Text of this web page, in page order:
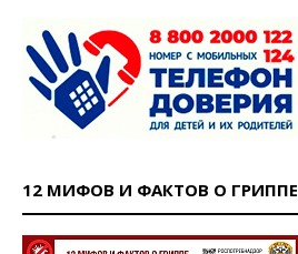
12 МИФОВ И ФАКТОВ О ГРИППЕ